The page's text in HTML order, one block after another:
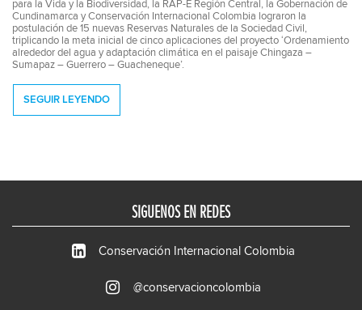
para la Vida y la Biodiversidad, la RAP-E Región Central, la Gobernación de
Cundinamarca y Conservación Internacional Colombia lograron la
postulación de 15 nuevas Reservas Naturales de la Sociedad Civil,
triplicando la meta inicial de cinco aplicaciones del proyecto ‘Ordenamiento
alrededor del agua y adaptación climática en el paisaje Chingaza –
Sumapaz – Guerrero – Guacheneque’.
SEGUIR LEYENDO
SIGUENOS EN REDES
Conservación Internacional Colombia
@conservacioncolombia